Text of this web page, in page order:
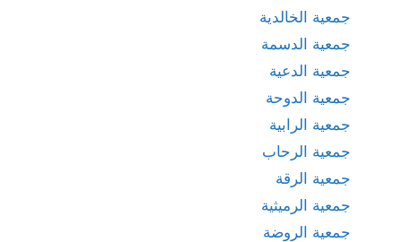
جمعية الخالدية
جمعية الدسمة
جمعية الدعية
جمعية الدوحة
جمعية الرابية
جمعية الرحاب
جمعية الرقة
جمعية الرميثية
جمعية الروضة